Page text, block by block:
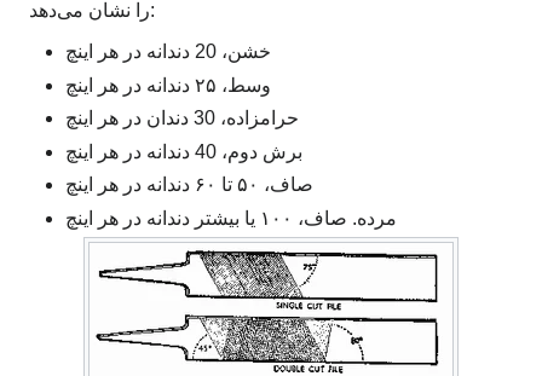
را نشان می‌دهد:
خشن، 20 دندانه در هر اینچ
وسط، ۲۵ دندانه در هر اینچ
حرامزاده، 30 دندان در هر اینچ
برش دوم، 40 دندانه در هر اینچ
صاف، ۵۰ تا ۶۰ دندانه در هر اینچ
مرده. صاف، ۱۰۰ یا بیشتر دندانه در هر اینچ